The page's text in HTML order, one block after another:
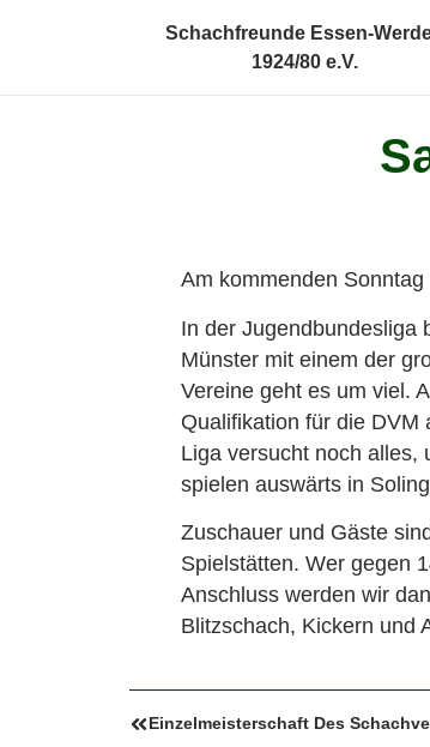
Schachfreunde Essen-
1924/80 e.V.
Am kommenden
In der Jugendbundesliga
Münster mit einem der
Vereine geht es um viel.
Qualifikation für die DVM
Liga versucht noch alles,
spielen auswärts in
Zuschauer und Gäste
Spielstätten. Wer gegen
Anschluss werden wir
Blitzschach, Kickern und